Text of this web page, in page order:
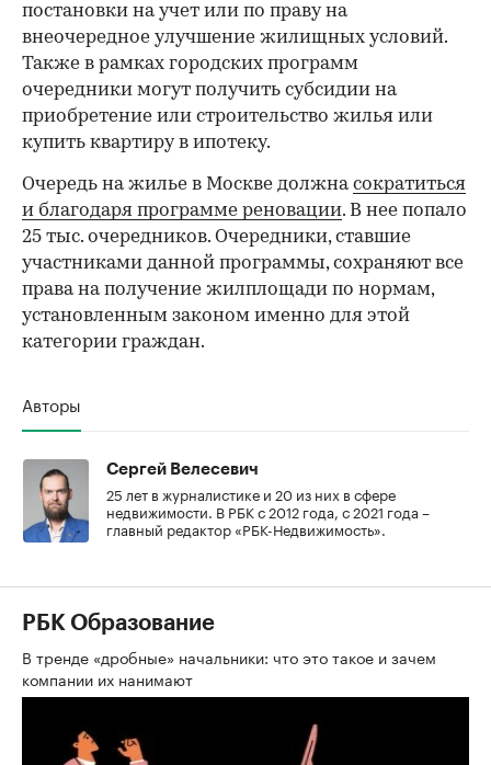
постановки на учет или по праву на
внеочередное улучшение жилищных условий.
Также в рамках городских программ
очередники могут получить субсидии на
приобретение или строительство жилья или
купить квартиру в ипотеку.
Очередь на жилье в Москве должнасократиться
и благодаря программе реновации. В нее попало
25 тыс. очередников. Очередники, ставшие
участниками данной программы, сохраняют все
права на получение жилплощади по нормам,
установленным законом именно для этой
категории граждан.
Авторы
Сергей Велесевич
25 лет в журналистике и 20 из них в сфере
недвижимости. В РБК с 2012 года, с 2021 года –
главный редактор «РБК-Недвижимость».
РБК Образование
В тренде «дробные» начальники: что это такое и зачем
компании их нанимают